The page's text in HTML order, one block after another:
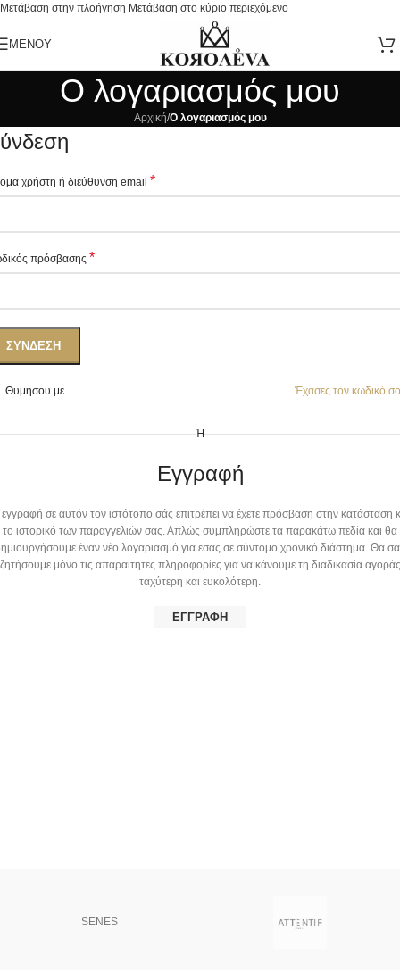
Μετάβαση στην πλοήγηση Μετάβαση στο κύριο περιεχόμενο
ΜΕΝΟΎ
Ο λογαριασμός μου
Αρχική/Ο λογαριασμός μου
χρήστη ή διεύθυνση email *
πρόσβασης *
ΣΎΝΔΕΣΗ
Έχασες τον κωδικό
Θυμήσου με
Ή
Εγγραφή
σε αυτόν τον ιστότοπο σάς επιτρέπει να έχετε πρόσβαση στην κατάσταση
το ιστορικό των παραγγελιών σας. Απλώς συμπληρώστε τα παρακάτω πεδία και θα
έναν νέο λογαριασμό για εσάς σε σύντομο χρονικό διάστημα. Θα
ζητήσουμε μόνο τις απαραίτητες πληροφορίες για να κάνουμε τη διαδικασία αγοράς
ταχύτερη και ευκολότερη.
ΕΓΓΡΑΦΉ
SENES